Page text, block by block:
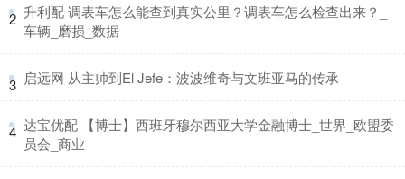
2 ​升利配 调表车怎么能查到真实公里？调表车怎么检查出来？_
车辆_磨损_数据
3 ​启远网 从主帅到El Jefe：波波维奇与文班亚马的传承
4 ​达宝优配 【博士】西班牙穆尔西亚大学金融博士_世界_欧盟委
员会_商业